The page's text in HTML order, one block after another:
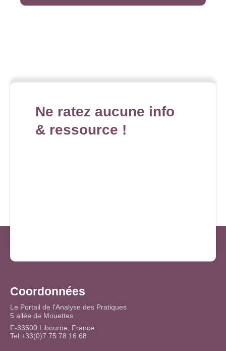
Ne ratez aucune info
& ressource !
Coordonnées
Le Portail de l'Analyse des Pratiques
5 allée de Mouettes
F-33500 Libourne, France
Tel:+33(0)7 75 78 16 68